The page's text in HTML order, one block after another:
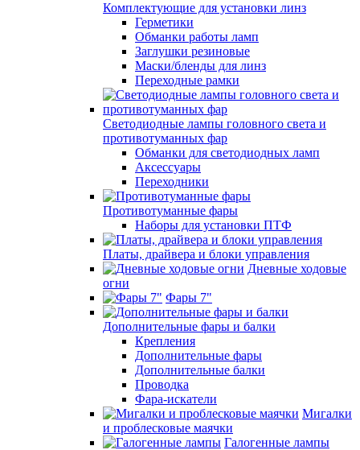
Комплектующие для установки линз
Герметики
Обманки работы ламп
Заглушки резиновые
Маски/бленды для линз
Переходные рамки
Светодиодные лампы головного света и
противотуманных фар
Обманки для светодиодных ламп
Аксессуары
Переходники
Противотуманные фары
Наборы для установки ПТФ
Платы, драйвера и блоки управления
Дневные ходовые
огни
Фары 7"
Дополнительные фары и балки
Крепления
Дополнительные фары
Дополнительные балки
Проводка
Фара-искатели
Мигалки
и проблесковые маячки
Галогенные лампы